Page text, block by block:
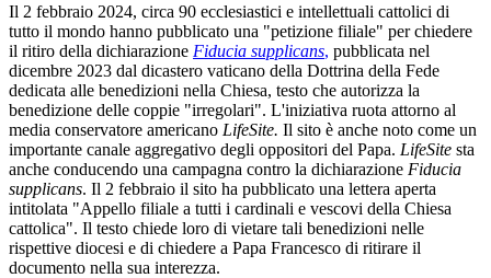
Il 2 febbraio 2024, circa 90 ecclesiastici e intellettuali cattolici di
tutto il mondo hanno pubblicato una "petizione filiale" per chiedere
il ritiro della dichiarazione Fiducia supplicans, pubblicata nel
dicembre 2023 dal dicastero vaticano della Dottrina della Fede
dedicata alle benedizioni nella Chiesa, testo che autorizza la
benedizione delle coppie "irregolari". L'iniziativa ruota attorno al
media conservatore americano LifeSite. Il sito è anche noto come un
importante canale aggregativo degli oppositori del Papa. LifeSite sta
anche conducendo una campagna contro la dichiarazione Fiducia
supplicans. Il 2 febbraio il sito ha pubblicato una lettera aperta
intitolata "Appello filiale a tutti i cardinali e vescovi della Chiesa
cattolica". Il testo chiede loro di vietare tali benedizioni nelle
rispettive diocesi e di chiedere a Papa Francesco di ritirare il
documento nella sua interezza.